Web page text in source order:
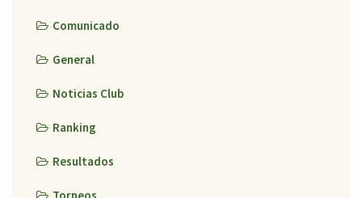
Comunicado
General
Noticias Club
Ranking
Resultados